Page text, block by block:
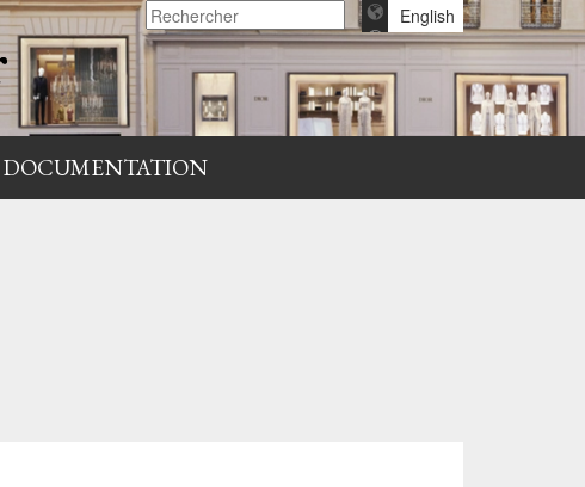
English
DOCUMENTATION